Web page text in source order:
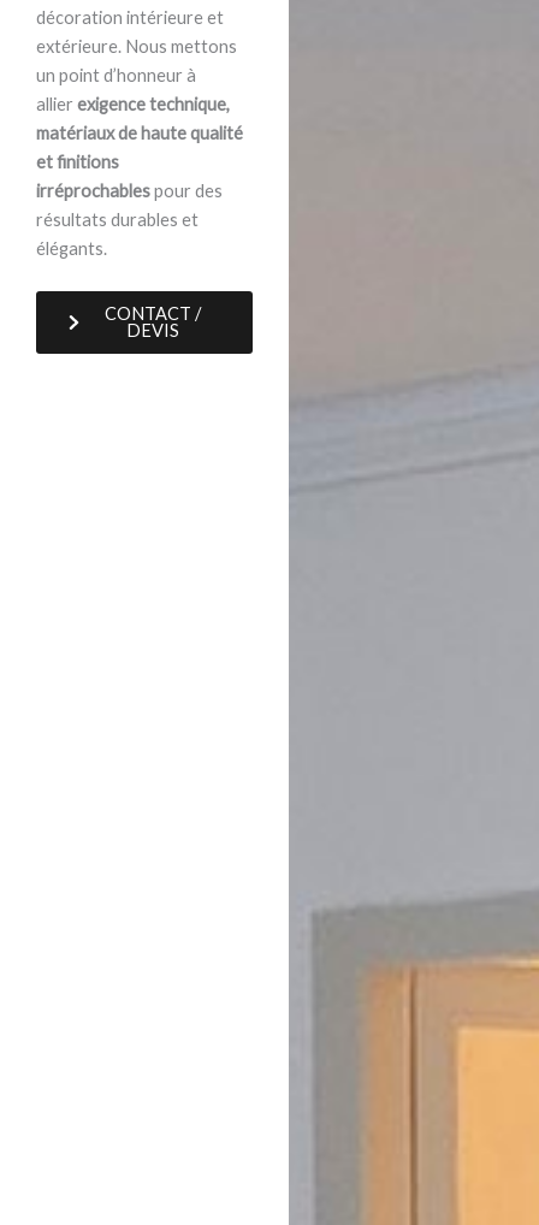
décoration intérieure et
extérieure. Nous mettons
un point d’honneur à
allier exigence technique,
matériaux de haute qualité
et finitions
irréprochablespour des
résultats durables et
élégants.
CONTACT /
DEVIS